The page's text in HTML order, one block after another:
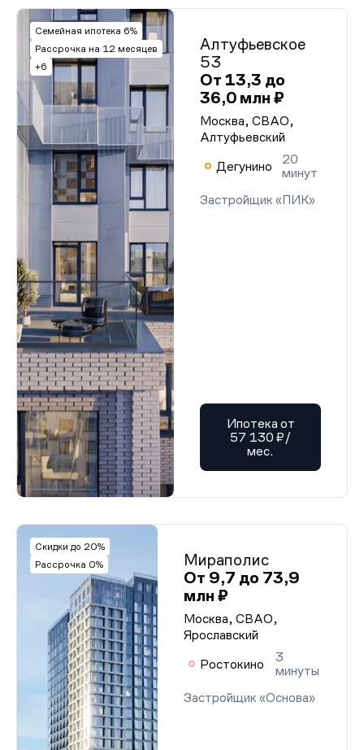
Семейная ипотека 6%
Рассрочка на 12 месяцев
+6
Алтуфьевское
53
От 13,3 до
36,0 млн ₽
Москва, СВАО,
Алтуфьевский
Дегунино
20
минут
Застройщик «ПИК»
Ипотека от
57 130 ₽/
мес.
Скидки до 20%
Рассрочка 0%
Мираполис
От 9,7 до 73,9
млн ₽
Москва, СВАО,
Ярославский
Ростокино
3
минуты
Застройщик «Основа»